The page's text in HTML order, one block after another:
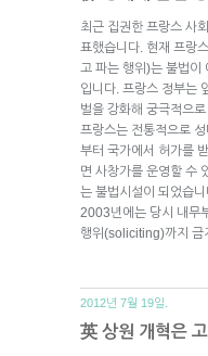
최근 집권한 프랑스 사
표했습니다. 현재 프랑
고 파는 행위)는 불법이
입니다. 프랑스 정부는
벌을 강화해 궁극적으
프랑스는 전통적으로
부터 국가에서 허가를
면 사창가를 운영할 수
는 불법시설이 되었습
2003년에는 당시 내무
행위(soliciting)까지 금
2012년 7월 19일.
英 상원 개혁은